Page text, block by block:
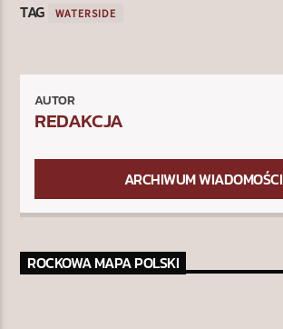
TAG WATERSIDE
AUTOR
REDAKCJA
ARCHIWUM WIADOMOŚCI
ROCKOWA MAPA POLSKI